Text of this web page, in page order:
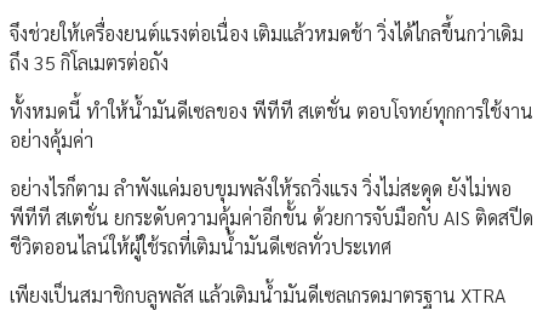
จึงช่วยให้เครื่องยนต์แรงต่อเนื่อง เติมแล้วหมดช้า วิ่งได้ไกลขึ้นกว่าเดิม
ถึง 35 กิโลเมตรต่อถัง
ทั้งหมดนี้ ทำให้น้ำมันดีเซลของ พีทีที สเตชั่น ตอบโจทย์ทุกการใช้งาน
อย่างคุ้มค่า
อย่างไรก็ตาม ลำพังแค่มอบขุมพลังให้รถวิ่งแรง วิ่งไม่สะดุด ยังไม่พอ
พีทีที สเตชั่น ยกระดับความคุ้มค่าอีกขั้น ด้วยการจับมือกับ AIS ติดสปีด
ชีวิตออนไลน์ให้ผู้ใช้รถที่เติมน้ำมันดีเซลทั่วประเทศ
เพียงเป็นสมาชิกบลูพลัส แล้วเติมน้ำมันดีเซลเกรดมาตรฐาน XTRA